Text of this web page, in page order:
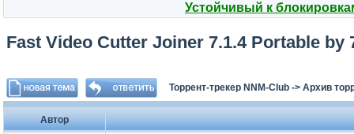
Устойчивый к
Fast Video Cutter Joiner 7.1.4 Portable by
Торрент-трекер NNM-Club -> Архив
Автор